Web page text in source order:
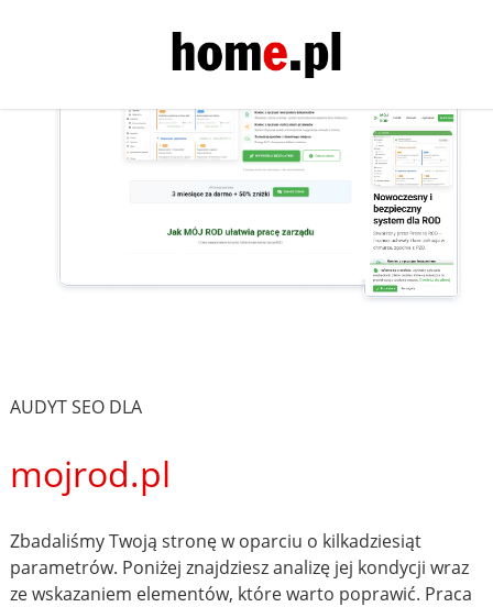
AUDYT SEO DLA
mojrod.pl
Zbadaliśmy Twoją stronę w oparciu o kilkadziesiąt
parametrów. Poniżej znajdziesz analizę jej kondycji wraz
ze wskazaniem elementów, które warto poprawić. Praca